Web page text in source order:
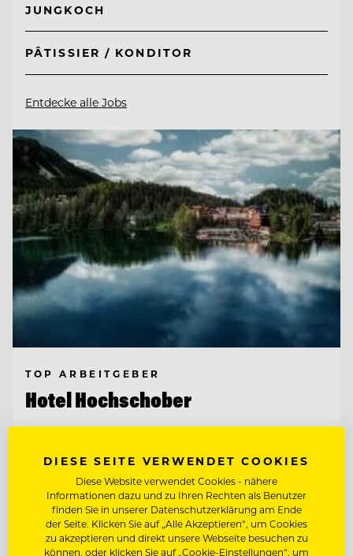
JUNGKOCH
PÂTISSIER / KONDITOR
Entdecke alle Jobs
TOP ARBEITGEBER
Hotel Hochschober
9565 Ebene Reichenau, Österreich
SOUS CHEF
BARMITARBEITER
DIESE SEITE VERWENDET COOKIES
Diese Website verwendet Cookies - nähere
Informationen dazu und zu Ihren Rechten als Benutzer
finden Sie in unserer Datenschutzerklärung am Ende
der Seite. Klicken Sie auf „Alle Akzeptieren“, um Cookies
zu akzeptieren und direkt unsere Webseite besuchen zu
können, oder klicken Sie auf „Cookie-Einstellungen“, um